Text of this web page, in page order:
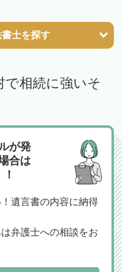
士を探す
で相続に強いそ
が発
合は
遺言書の内容に納得
弁護士への相談をお